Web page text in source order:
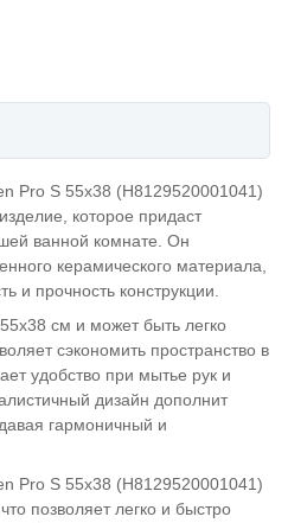
Pro S 55x38 (H8129520001041)
которое придаст
ванной комнате. Он
керамического материала,
и прочность конструкции.
см и может быть легко
сэкономить пространство в
удобство при мытье рук и
дизайн дополнит
гармоничный и
Pro S 55x38 (H8129520001041)
позволяет легко и быстро